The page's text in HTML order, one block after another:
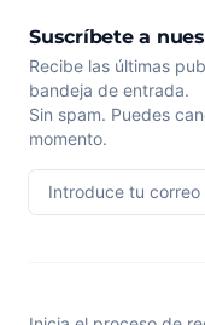
Suscríbete a
Recibe las últimas
bandeja de entrada.
Sin spam. Puedes
momento.
Introduce tu